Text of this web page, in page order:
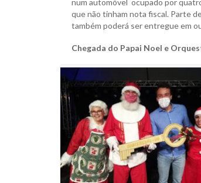
que não tinham nota fiscal. Parte
também poderá ser entregue em
Chegada do Papai Noel e